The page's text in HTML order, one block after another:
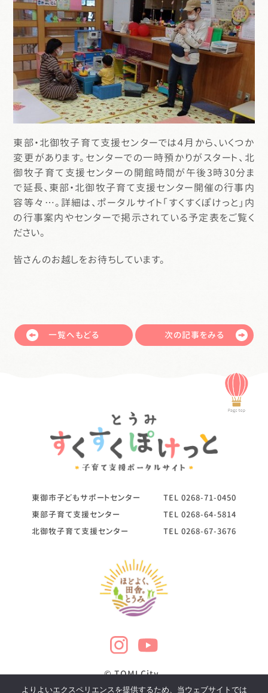
東部・北御牧子育て支援センターでは４月から、いくつか
変更があります。センターでの一時預かりがスタート、北
御牧子育て支援センターの開館時間が午後3時30分ま
で延長、東部・北御牧子育て支援センター開催の行事内
容等々…。詳細は、ポータルサイト「すくすくぽけっと」内
の行事案内やセンターで掲示されている予定表をご覧く
ださい。
皆さんのお越しをお待ちしています。
一覧へもどる 次の記事をみる
東御市子どもサポートセンター TEL 0268-71-0450
東部子育て支援センター
TEL 0268-64-5814
北御牧子育て支援センター
TEL 0268-67-3676
© TOMI City
よりよいエクスペリエンスを提供するため、当ウェブサイトでは